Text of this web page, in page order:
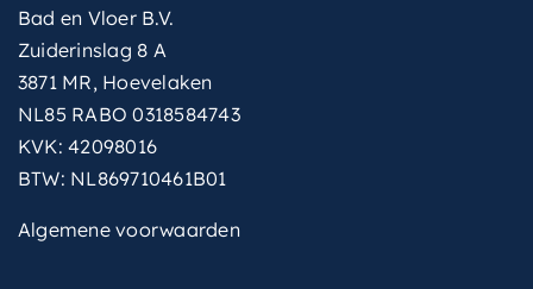
Bad en Vloer B.V.
Zuiderinslag 8 A
3871 MR, Hoevelaken
NL85 RABO 0318584743
KVK: 42098016
BTW: NL869710461B01
Algemene voorwaarden